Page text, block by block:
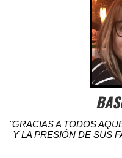
"GRACIAS A TODOS
Y LA PRESIÓN DE SUS